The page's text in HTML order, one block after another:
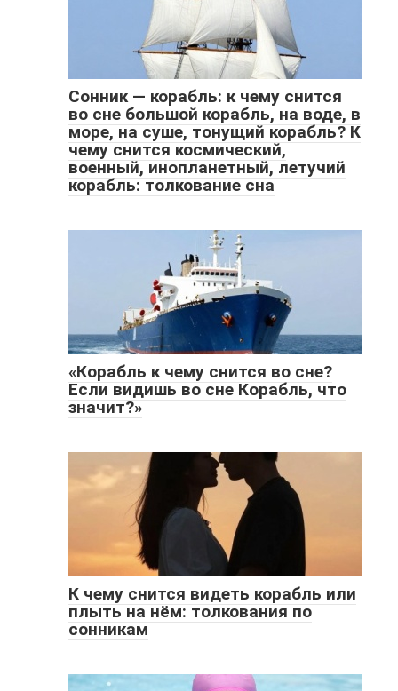
Сонник — корабль: к чему снится
во сне большой корабль, на воде, в
море, на суше, тонущий корабль? К
чему снится космический,
военный, инопланетный, летучий
корабль: толкование сна
«Корабль к чему снится во сне?
Если видишь во сне Корабль, что
значит?»
К чему снится видеть корабль или
плыть на нём: толкования по
сонникам